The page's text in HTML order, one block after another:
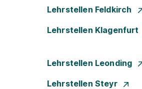
Lehrstellen Feldkirch
Lehrstellen Klagenfurt
Lehrstellen Leonding
Lehrstellen Steyr